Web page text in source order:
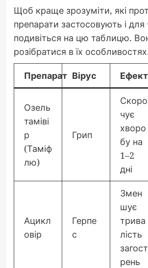
Щоб краще зрозуміти, які
препарати застосовують і для
подивіться на цю таблицю.
розібратися в їх
Препарат Вірус
Озель
таміві
р
(Таміф
лю)
Грип
Скоро
чує
хворо
бу на
1–2
дні
Ацикл
овір
Герпе
с
Змен
шує
трива
лість
загост
рень